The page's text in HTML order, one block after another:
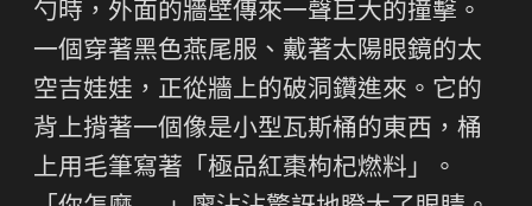
勺時，外面的牆壁傳來一聲巨大的撞擊。
一個穿著黑色燕尾服、戴著太陽眼鏡的太
空吉娃娃，正從牆上的破洞鑽進來。它的
背上揹著一個像是小型瓦斯桶的東西，桶
上用毛筆寫著「極品紅棗枸杞燃料」。